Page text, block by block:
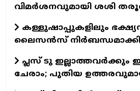
വിമർശനവുമായി ശശി
കള്ളുഷാപ്പുകളിലും
ലൈസൻസ് നിർബന്ധമാക്കി
പ്ലസ് ടു ഇല്ലാത്തവര്‍ക്കും
ചേരാം; പുതിയ